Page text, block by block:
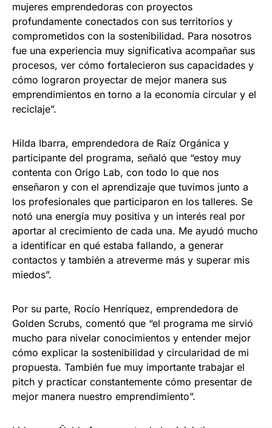
mujeres emprendedoras con proyectos
profundamente conectados con sus territorios y
comprometidos con la sostenibilidad. Para nosotros
fue una experiencia muy significativa acompañar sus
procesos, ver cómo fortalecieron sus capacidades y
cómo lograron proyectar de mejor manera sus
emprendimientos en torno a la economía circular y el
reciclaje”.
Hilda Ibarra, emprendedora de Raíz Orgánica y
participante del programa, señaló que “estoy muy
contenta con Origo Lab, con todo lo que nos
enseñaron y con el aprendizaje que tuvimos junto a
los profesionales que participaron en los talleres. Se
notó una energía muy positiva y un interés real por
aportar al crecimiento de cada una. Me ayudó mucho
a identificar en qué estaba fallando, a generar
contactos y también a atreverme más y superar mis
miedos”.
Por su parte, Rocío Henríquez, emprendedora de
Golden Scrubs, comentó que “el programa me sirvió
mucho para nivelar conocimientos y entender mejor
cómo explicar la sostenibilidad y circularidad de mi
propuesta. También fue muy importante trabajar el
pitch y practicar constantemente cómo presentar de
mejor manera nuestro emprendimiento”.